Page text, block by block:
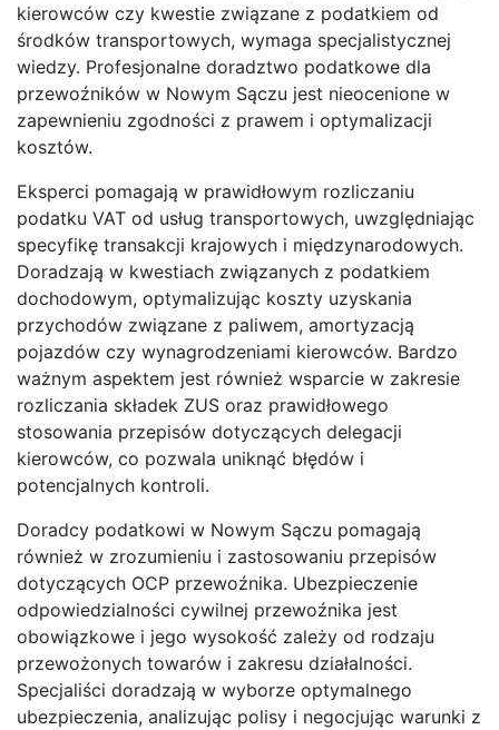
kierowców czy kwestie związane z podatkiem od
środków transportowych, wymaga specjalistycznej
wiedzy. Profesjonalne doradztwo podatkowe dla
przewoźników w Nowym Sączu jest nieocenione w
zapewnieniu zgodności z prawem i optymalizacji
kosztów.
Eksperci pomagają w prawidłowym rozliczaniu
podatku VAT od usług transportowych, uwzględniając
specyfikę transakcji krajowych i międzynarodowych.
Doradzają w kwestiach związanych z podatkiem
dochodowym, optymalizując koszty uzyskania
przychodów związane z paliwem, amortyzacją
pojazdów czy wynagrodzeniami kierowców. Bardzo
ważnym aspektem jest również wsparcie w zakresie
rozliczania składek ZUS oraz prawidłowego
stosowania przepisów dotyczących delegacji
kierowców, co pozwala uniknąć błędów i
potencjalnych kontroli.
Doradcy podatkowi w Nowym Sączu pomagają
również w zrozumieniu i zastosowaniu przepisów
dotyczących OCP przewoźnika. Ubezpieczenie
odpowiedzialności cywilnej przewoźnika jest
obowiązkowe i jego wysokość zależy od rodzaju
przewożonych towarów i zakresu działalności.
Specjaliści doradzają w wyborze optymalnego
ubezpieczenia, analizując polisy i negocjując warunki z